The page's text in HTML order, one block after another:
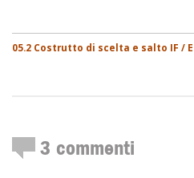
05.2 Costrutto di scelta e salto IF /
3 commenti